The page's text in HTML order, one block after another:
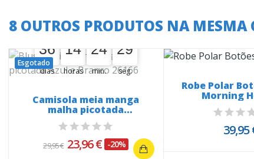
8 OUTROS PRODUTOS NA MESMA
A oferta termina em:
36
36
00
dias
14
14
00
horas
24
24
00
min.
28
28
29
seg.
Esgotado
Camisola meia manga
malha picotada
Azul&Branco...
29,95 € 23,96 € -20%
Robe Polar
Morning
39,95